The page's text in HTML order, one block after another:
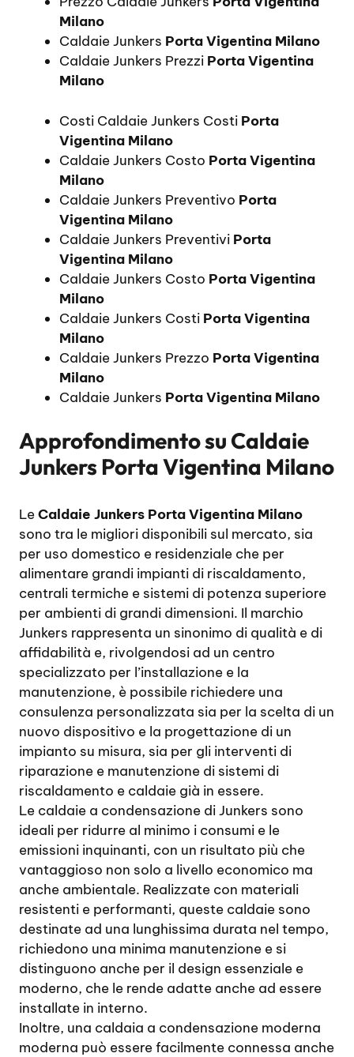
Milano
Caldaie Junkers Porta Vigentina Milano
Caldaie Junkers Prezzi Porta Vigentina
Milano
Costi Caldaie Junkers Costi Porta
Vigentina Milano
Caldaie Junkers Costo Porta Vigentina
Milano
Caldaie Junkers Preventivo Porta
Vigentina Milano
Caldaie Junkers Preventivi Porta
Vigentina Milano
Caldaie Junkers Costo Porta Vigentina
Milano
Caldaie Junkers Costi Porta Vigentina
Milano
Caldaie Junkers Prezzo Porta Vigentina
Milano
Caldaie Junkers Porta Vigentina Milano
Approfondimento su Caldaie
Junkers Porta Vigentina Milano
LeCaldaie Junkers Porta Vigentina Milano
sono tra le migliori disponibili sul mercato, sia
per uso domestico e residenziale che per
alimentare grandi impianti di riscaldamento,
centrali termiche e sistemi di potenza superiore
per ambienti di grandi dimensioni. Il marchio
Junkers rappresenta un sinonimo di qualità e di
affidabilità e, rivolgendosi ad un centro
specializzato per l’installazione e la
manutenzione, è possibile richiedere una
consulenza personalizzata sia per la scelta di un
nuovo dispositivo e la progettazione di un
impianto su misura, sia per gli interventi di
riparazione e manutenzione di sistemi di
riscaldamento e caldaie già in essere.
Le caldaie a condensazione di Junkers sono
ideali per ridurre al minimo i consumi e le
emissioni inquinanti, con un risultato più che
vantaggioso non solo a livello economico ma
anche ambientale. Realizzate con materiali
resistenti e performanti, queste caldaie sono
destinate ad una lunghissima durata nel tempo,
richiedono una minima manutenzione e si
distinguono anche per il design essenziale e
moderno, che le rende adatte anche ad essere
installate in interno.
Inoltre, una caldaia a condensazione moderna
moderna può essere facilmente connessa anche